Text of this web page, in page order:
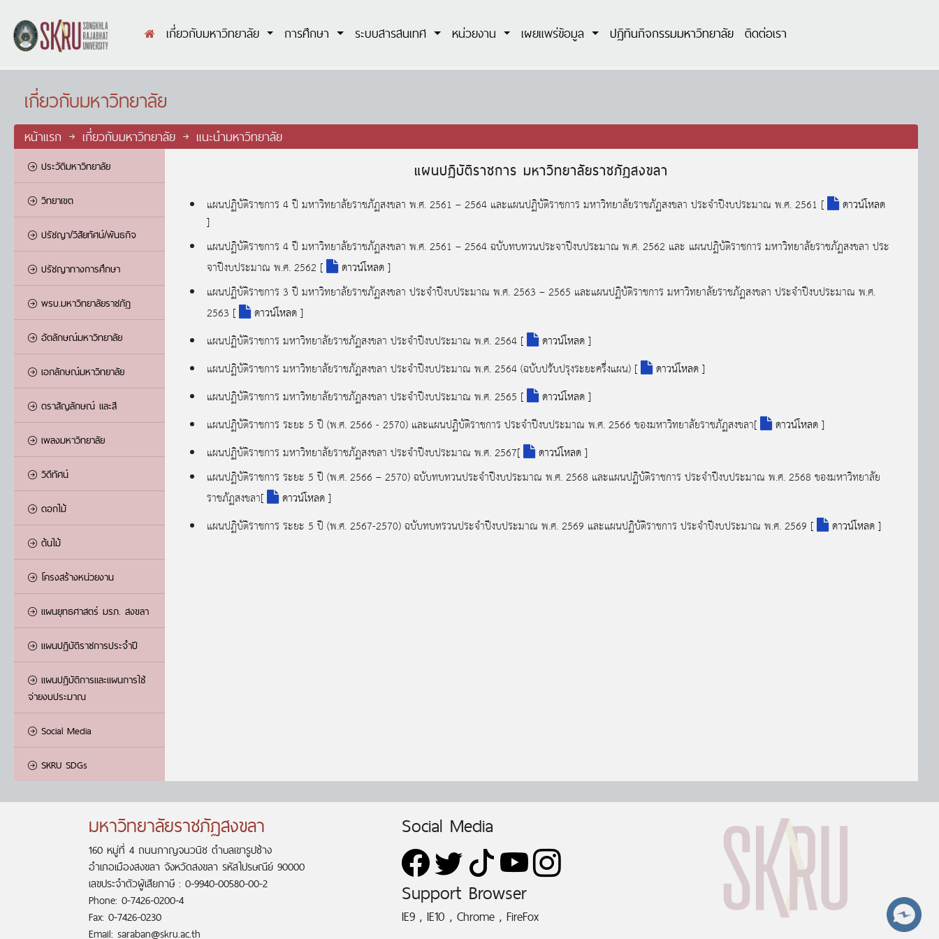
เกี่ยวกับมหาวิทยาลัย การศึกษา ระบบสารสนเทศ หน่วยงาน เผยแพร่ข้อมูล ปฏิทินกิจกรรมมหาวิทยาลัย ติดต่อเรา
เกี่ยวกับมหาวิทยาลัย
หน้าแรก เกี่ยวกับมหาวิทยาลัย แนะนำมหาวิทยาลัย
ประวัติมหาวิทยาลัย
วิทยาเขต
ปรัชญา/วิสัยทัศน์/พันธกิจ
ปรัชญาทางการศึกษา
พรบ.มหาวิทยาลัยราชภัฏ
อัตลักษณ์มหาวิทยาลัย
เอกลักษณ์มหาวิทยาลัย
ตราสัญลักษณ์ และสี
เพลงมหาวิทยาลัย
วิดีทัศน์
ดอกไม้
ต้นไม้
โครงสร้างหน่วยงาน
แผนยุทธศาสตร์ มรภ. สงขลา
แผนปฏิบัติราชการประจำปี
แผนปฏิบัติการและแผนการใช้
จ่ายงบประมาณ
Social Media
SKRU SDGs
แผนปฏิบัติราชการ มหาวิทยาลัยราชภัฏสงขลา
แผนปฏิบัติราชการ 4 ปี มหาวิทยาลัยราชภัฏสงขลา พ.ศ. 2561 – 2564 และแผนปฏิบัติราชการ มหาวิทยาลัยราชภัฏสงขลา ประจำปีงบประมาณ พ.ศ. 2561 [
ดาวน์โหลด
]
แผนปฏิบัติราชการ 4 ปี มหาวิทยาลัยราชภัฏสงขลา พ.ศ. 2561 – 2564 ฉบับทบทวนประจาปีงบประมาณ พ.ศ. 2562 และ แผนปฏิบัติราชการ มหาวิทยาลัยราชภัฏสงขลา ประ
จาปีงบประมาณ พ.ศ. 2562 [
ดาวน์โหลด ]
แผนปฏิบัติราชการ 3 ปี มหาวิทยาลัยราชภัฏสงขลา ประจำปีงบประมาณ พ.ศ. 2563 – 2565 และแผนปฏิบัติราชการ มหาวิทยาลัยราชภัฏสงขลา ประจำปีงบประมาณ พ.ศ.
2563 [
ดาวน์โหลด ]
แผนปฏิบัติราชการ มหาวิทยาลัยราชภัฏสงขลา ประจำปีงบประมาณ พ.ศ. 2564 [
ดาวน์โหลด ]
แผนปฏิบัติราชการ มหาวิทยาลัยราชภัฏสงขลา ประจำปีงบประมาณ พ.ศ. 2564 (ฉบับปรับปรุงระยะครึ่งแผน) [
ดาวน์โหลด ]
แผนปฏิบัติราชการ มหาวิทยาลัยราชภัฏสงขลา ประจำปีงบประมาณ พ.ศ. 2565 [
ดาวน์โหลด ]
แผนปฏิบัติราชการ ระยะ 5 ปี (พ.ศ. 2566 - 2570) และแผนปฏิบัติราชการ ประจำปีงบประมาณ พ.ศ. 2566 ของมหาวิทยาลัยราชภัฏสงขลา[
ดาวน์โหลด ]
แผนปฏิบัติราชการ มหาวิทยาลัยราชภัฏสงขลา ประจำปีงบประมาณ พ.ศ. 2567[
ดาวน์โหลด ]
แผนปฏิบัติราชการ ระยะ 5 ปี (พ.ศ. 2566 – 2570) ฉบับทบทวนประจำปีงบประมาณ พ.ศ. 2568 และแผนปฏิบัติราชการ ประจำปีงบประมาณ พ.ศ. 2568 ของมหาวิทยาลัย
ราชภัฏสงขลา[
ดาวน์โหลด ]
แผนปฏิบัติราชการ ระยะ 5 ปี (พ.ศ. 2567-2570) ฉบับทบทรวนประจำปีงบประมาณ พ.ศ. 2569 และแผนปฏิบัติราชการ ประจำปีงบประมาณ พ.ศ. 2569 [ ดาวน์โหลด ]
มหาวิทยาลัยราชภัฏสงขลา
160 หมู่ที่ 4 ถนนกาญจนวนิช ตำบลเขารูปช้าง
อำเภอเมืองสงขลา จังหวัดสงขลา รหัสไปรษณีย์ 90000
เลขประจำตัวผู้เสียภาษี : 0-9940-00580-00-2
Phone: 0-7426-0200-4
Fax: 0-7426-0230
Email: saraban@skru.ac.th
Social Media
Support Browser
IE9 , IE10 , Chrome , FireFox